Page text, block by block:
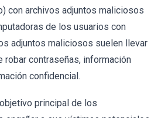
con archivos adjuntos maliciosos
de los usuarios con
adjuntos maliciosos suelen llevar
robar contraseñas, información
confidencial.
principal de los